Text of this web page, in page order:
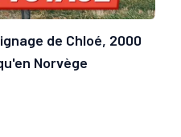
de Chloé, 2000
Norvège